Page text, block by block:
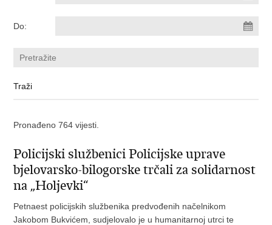
Do:
Pronađeno 764 vijesti.
Policijski službenici Policijske uprave
bjelovarsko-bilogorske trčali za solidarnost
na „Holjevki“
Petnaest policijskih službenika predvođenih načelnikom
Jakobom Bukvićem, sudjelovalo je u humanitarnoj utrci te